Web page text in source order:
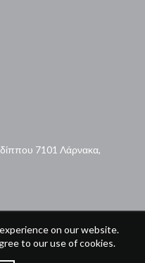
7101 Λάρνακα,
on our website.
to our use of cookies.